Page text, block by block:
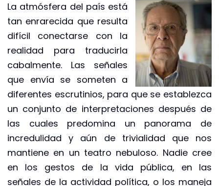
La atmósfera del país está
tan enrarecida que resulta
difícil conectarse con la
realidad para traducirla
cabalmente. Las señales
que envía se someten a
diferentes escrutinios, para que se establezca
un conjunto de interpretaciones después de
las cuales predomina un panorama de
incredulidad y aún de trivialidad que nos
mantiene en un teatro nebuloso. Nadie cree
en los gestos de la vida pública, en las
señales de la actividad política, o los maneja